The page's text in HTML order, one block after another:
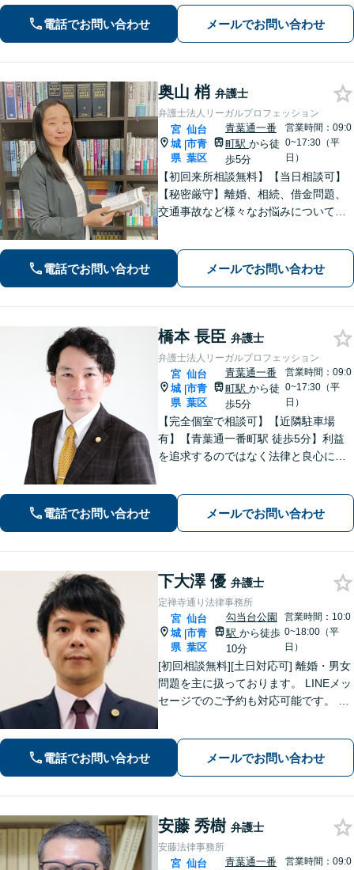
日でも早く取り除き、穏やかな日常を
取り戻せるよう尽力いたします。【完
電話でお問い合わせ メールでお問い合わせ
奥山 梢 弁護士
弁護士法人リーガルプロフェッション
宮
城
県
|
仙台
市青
葉区
青葉通一番
町駅 から徒
歩5分
営業時間：09:0
0~17:30（平
日）
【初回来所相談無料】【当日相談可】
【秘密厳守】離婚、相続、借金問題、
交通事故など様々なお悩みについて、
軽にご相談下さい。
電話でお問い合わせ メールでお問い合わせ
橋本 長臣 弁護士
弁護士法人リーガルプロフェッション
宮
城
県
|
仙台
市青
葉区
青葉通一番
町駅 から徒
歩5分
営業時間：09:0
0~17:30（平
日）
【完全個室で相談可】【近隣駐車場
有】【青葉通一番町駅 徒歩5分】利益
を追求するのではなく法律と良心に従
にお聞きしご要望に沿った解決をする
ように心がけています。お気軽にご相
電話でお問い合わせ メールでお問い合わせ
下大澤 優 弁護士
定禅寺通り法律事務所
宮
城
県
|
仙台
市青
葉区
勾当台公園
駅 から徒歩
10分
営業時間：10:0
0~18:00（平
日）
[初回相談無料][土日対応可] 離婚・男女
問題を主に扱っております。 LINEメッ
セージでのご予約も対応可能です。 LI
in.ee/uFqpYWb
電話でお問い合わせ メールでお問い合わせ
安藤 秀樹 弁護士
安藤法律事務所
宮 仙台
青葉通一番
営業時間：09:0